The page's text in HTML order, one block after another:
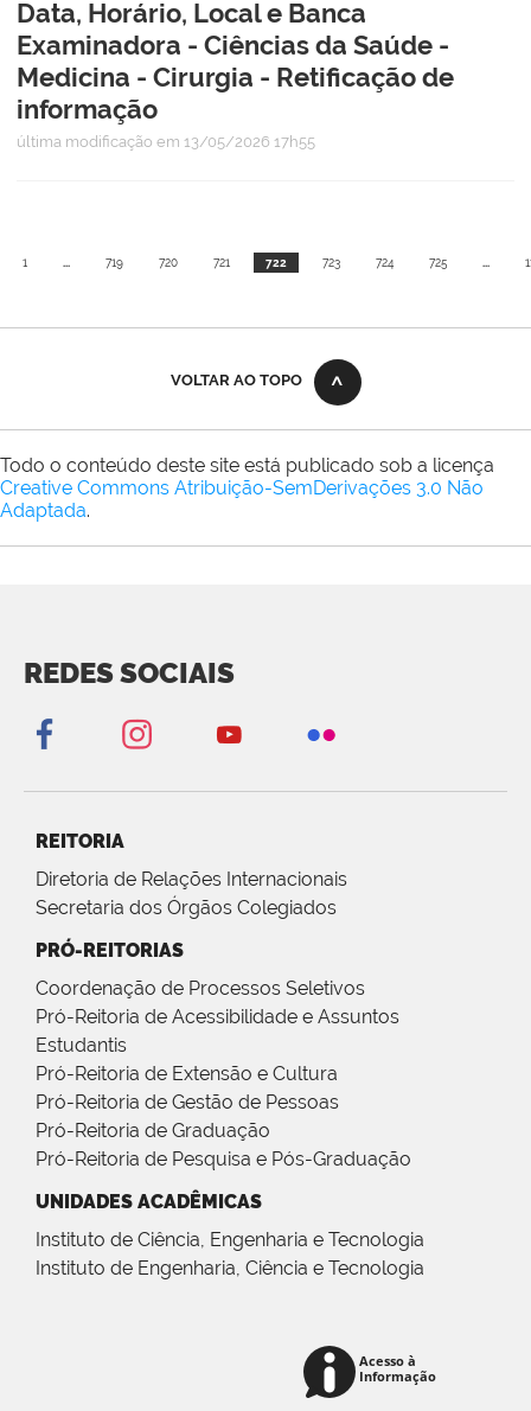
Data, Horário, Local e Banca
Examinadora - Ciências da Saúde -
Medicina - Cirurgia - Retificação de
informação
última modificação em 13/05/2026 17h55
1 ... 719 720 721 722 723 724 725 ...
VOLTAR AO TOPO
Todo o conteúdo deste site está publicado sob a licença
Creative Commons Atribuição-SemDerivações 3.0 Não
Adaptada.
REDES SOCIAIS
REITORIA
Diretoria de Relações Internacionais
Secretaria dos Órgãos Colegiados
PRÓ-REITORIAS
Coordenação de Processos Seletivos
Pró-Reitoria de Acessibilidade e Assuntos
Estudantis
Pró-Reitoria de Extensão e Cultura
Pró-Reitoria de Gestão de Pessoas
Pró-Reitoria de Graduação
Pró-Reitoria de Pesquisa e Pós-Graduação
UNIDADES ACADÊMICAS
Instituto de Ciência, Engenharia e Tecnologia
Instituto de Engenharia, Ciência e Tecnologia